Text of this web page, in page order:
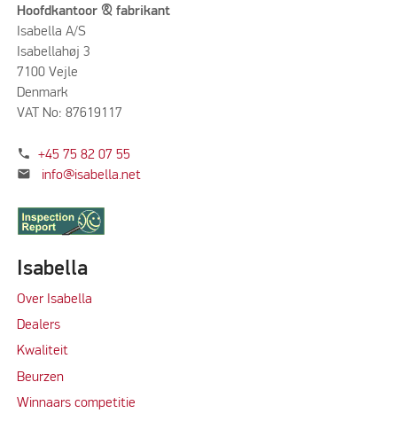
Hoofdkantoor & fabrikant
Isabella A/S
Isabellahøj 3
7100 Vejle
Denmark
VAT No: 87619117
phone +45 75 82 07 55
mail info@isabella.net
Isabella
Over Isabella
Dealers
Kwaliteit
Beurzen
Winnaars competitie